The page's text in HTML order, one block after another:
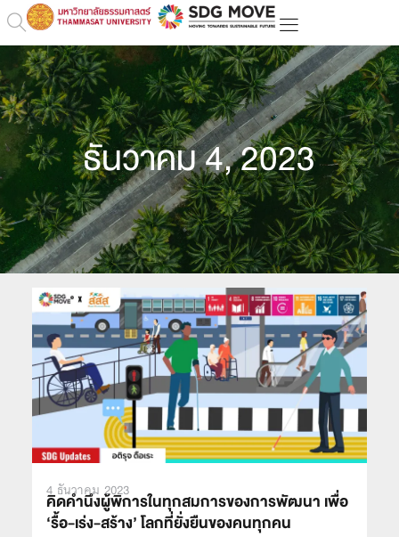
ธันวาคม 4, 2023
4 ธันวาคม 2023
คิดคำนึงผู้พิการในทุกสมการของการพัฒนา เพื่อ
‘รื้อ-เร่ง-สร้าง’ โลกที่ยั่งยืนของคนทุกคน